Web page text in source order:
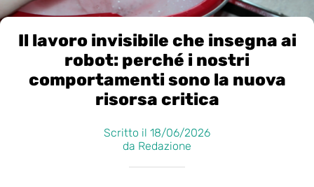
Il lavoro invisibile che insegna ai
robot: perché i nostri
comportamenti sono la nuova
risorsa critica
Scritto il 18/06/2026
da Redazione